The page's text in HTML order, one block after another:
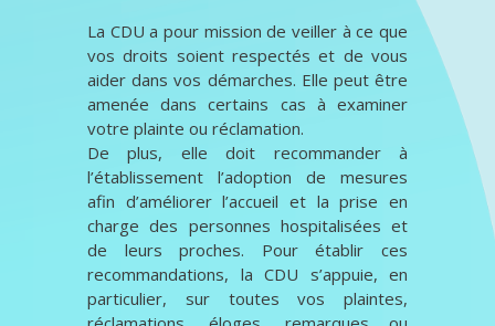
La CDU a pour mission de veiller à ce que
vos droits soient respectés et de vous
aider dans vos démarches. Elle peut être
amenée dans certains cas à examiner
votre plainte ou réclamation.
De plus, elle doit recommander à
l’établissement l’adoption de mesures
afin d’améliorer l’accueil et la prise en
charge des personnes hospitalisées et
de leurs proches. Pour établir ces
recommandations, la CDU s’appuie, en
particulier, sur toutes vos plaintes,